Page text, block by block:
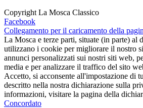
Copyright La Mosca Classico
Facebook
Collegamento per il caricamento della
La Mosca e terze parti, situate (in parte) al
utilizzano i cookie per migliorare il nostro
annunci personalizzati sui nostri siti web,
media e per analizzare il traffico del sito
Accetto, si acconsente all'impostazione di
descritto nella nostra dichiarazione sulla
informazioni, visitare la pagina della
Concordato